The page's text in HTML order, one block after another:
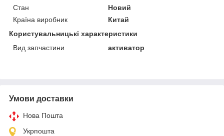
Стан
Новий
Країна виробник
Китай
Користувальницькі характеристики
Вид запчастини
активатор
Умови доставки
Нова Пошта
Укрпошта